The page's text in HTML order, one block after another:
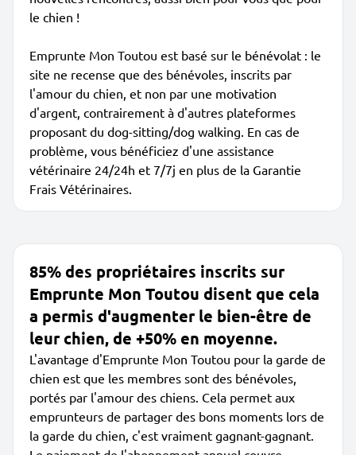
le chien !
Emprunte Mon Toutou est basé sur le bénévolat : le
site ne recense que des bénévoles, inscrits par
l'amour du chien, et non par une motivation
d'argent, contrairement à d'autres plateformes
proposant du dog-sitting/dog walking. En cas de
problème, vous bénéficiez d'une assistance
vétérinaire 24/24h et 7/7j en plus de la Garantie
Frais Vétérinaires.
85% des propriétaires inscrits sur
Emprunte Mon Toutou disent que cela
a permis d'augmenter le bien-être de
leur chien, de +50% en moyenne.
L'avantage d'Emprunte Mon Toutou pour la garde de
chien est que les membres sont des bénévoles,
portés par l'amour des chiens. Cela permet aux
emprunteurs de partager des bons moments lors de
la garde du chien, c'est vraiment gagnant-gagnant.